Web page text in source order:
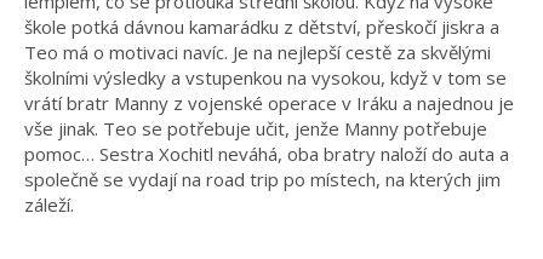
škole potká dávnou kamarádku z dětství, přeskočí jiskra a
Teo má o motivaci navíc. Je na nejlepší cestě za skvělými
školními výsledky a vstupenkou na vysokou, když v tom se
vrátí bratr Manny z vojenské operace v Iráku a najednou je
vše jinak. Teo se potřebuje učit, jenže Manny potřebuje
pomoc… Sestra Xochitl neváhá, oba bratry naloží do auta a
společně se vydají na road trip po místech, na kterých jim
záleží.